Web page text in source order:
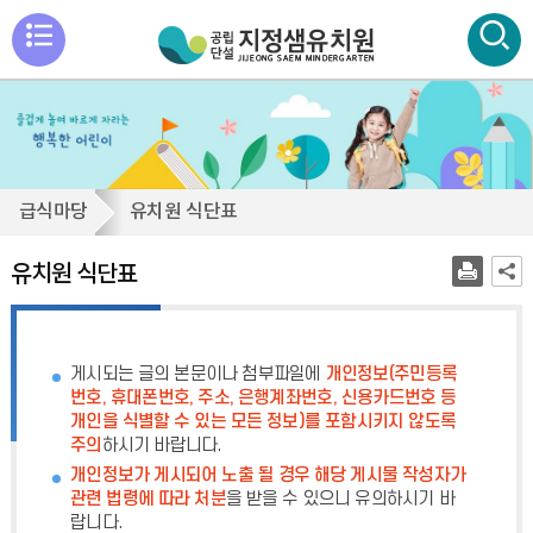
메
뉴
열
기
검색
통
합
색
원
식
급식마당 유치원 식단표
유치원 식단표
게시되는 글의 본문이나 첨부파일에 개인정보(주민등록
번호, 휴대폰번호, 주소, 은행계좌번호, 신용카드번호 등
개인을 식별할 수 있는 모든 정보)를 포함시키지 않도록
주의 하시기 바랍니다.
개인정보가 게시되어 노출 될 경우 해당 게시물 작성자가
관련 법령에 따라 처분을 받을 수 있으니 유의하시기 바
랍니다.